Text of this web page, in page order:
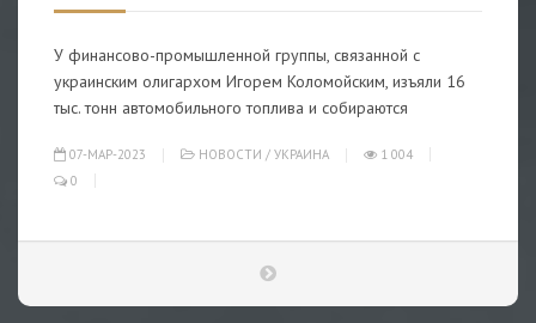
У финансово-промышленной группы, связанной с
украинским олигархом Игорем Коломойским, изъяли 16
тыс. тонн автомобильного топлива и собираются
07-МАР-2023 НОВОСТИ / УКРАИНА
1 004
0